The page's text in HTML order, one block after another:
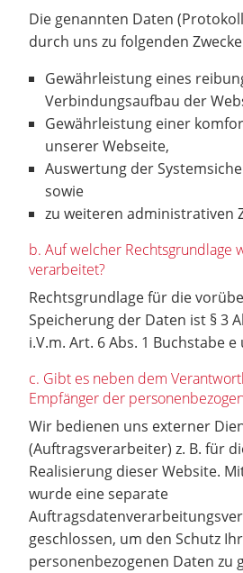
Die genannten Daten
durch uns zu folgenden
Gewährleistung eines
Verbindungsaufbau der
Gewährleistung einer
unserer Webseite,
Auswertung der
sowie
zu weiteren administrativen
b. Auf welcher Rechtsgrundlage
verarbeitet?
Rechtsgrundlage für die
Speicherung der Daten ist § 3
i.V.m. Art. 6 Abs. 1 Buchstabe e
c. Gibt es neben dem
Empfänger der
Wir bedienen uns externer
(Auftragsverarbeiter) z. B. für
Realisierung dieser Website.
wurde eine separate
geschlossen, um den Schutz
personenbezogenen Daten zu